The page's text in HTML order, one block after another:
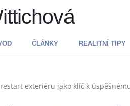
ČLÁNKY REALITNÍ TIPY